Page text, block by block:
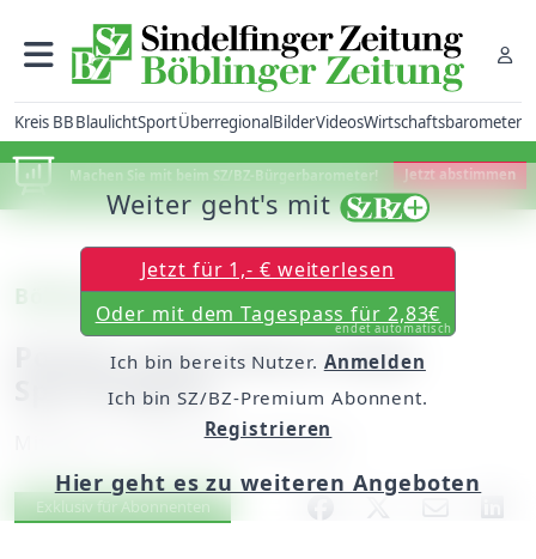
Kreis BBBlaulichtSportÜberregionalBilderVideosWirtschaftsbarometer
Machen Sie mit beim SZ/BZ-Bürgerbarometer! Jetzt abstimmen
Böblingen
Polizei sucht Fahrer eines
Sportwagens
Mittwoch, 13. Mai 2015, 06:00 Uhr
Artikel vorlesen
Exklusiv für Abonnenten
Weiter geht's mit
Jetzt für 1,- € weiterlesen
Oder mit dem Tagespass für 2,83€
endet automatisch
Ich bin bereits Nutzer. Anmelden
Ich bin SZ/BZ-Premium Abonnent.
Registrieren
Hier geht es zu weiteren Angeboten